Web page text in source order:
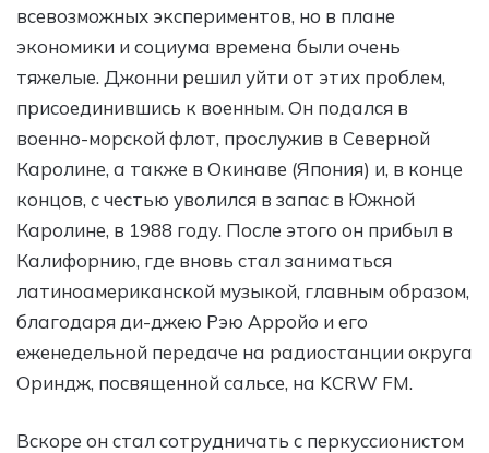
всевозможных экспериментов, но в плане
экономики и социума времена были очень
тяжелые. Джонни решил уйти от этих проблем,
присоединившись к военным. Он подался в
военно-морской флот, прослужив в Северной
Каролине, а также в Окинаве (Япония) и, в конце
концов, с честью уволился в запас в Южной
Каролине, в 1988 году. После этого он прибыл в
Калифорнию, где вновь стал заниматься
латиноамериканской музыкой, главным образом,
благодаря ди-джею Рэю Арройо и его
еженедельной передаче на радиостанции округа
Ориндж, посвященной сальсе, на KCRW FM.
Вскоре он стал сотрудничать с перкуссионистом